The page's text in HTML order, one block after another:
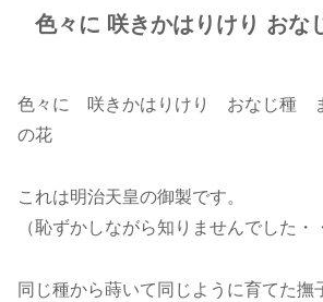
色々に 咲きかはりけり おな
色々に 咲きかはりけり おなじ種
の花
これは明治天皇の御製です。
（恥ずかしながら知りませんでした・
同じ種から蒔いて同じように育てた撫